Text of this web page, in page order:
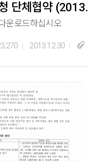
단체협약
운로드하십시오.
2013.12.30